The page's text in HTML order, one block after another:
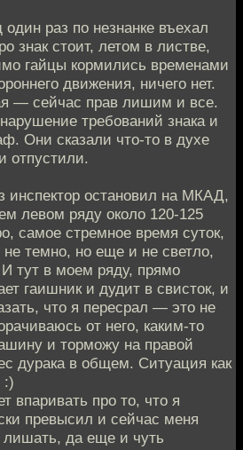
раз по незнанке въехал
знак стоит, летом в листве,
гайцы кормились временами
движения, ничего нет.
— сейчас прав лишим и все.
требований знака и
Они сказали что-то в духе
отпустили.
инспектор остановил на МКАД,
левом ряду около 120-125
самое стремное время суток,
не темно, но еще и не светло,
тут в моем ряду, прямо
гаишник и дудит в свисток, и
что я пересрал — это не
от него, каким-то
и торможу на правой
дурака в общем. Ситуация как
:)
впаривать про то, что я
превысил и сейчас меня
лишать, да еще и чуть